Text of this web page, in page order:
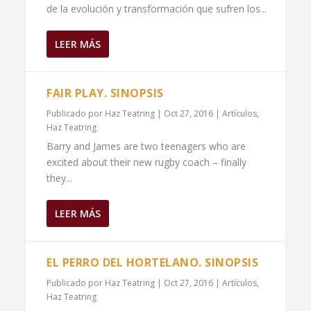
de la evolución y transformación que sufren los...
LEER MÁS
FAIR PLAY. SINOPSIS
Publicado por Haz Teatring | Oct 27, 2016 |Artículos,
Haz Teatring
Barry and James are two teenagers who are
excited about their new rugby coach – finally
they...
LEER MÁS
EL PERRO DEL HORTELANO. SINOPSIS
Publicado por Haz Teatring | Oct 27, 2016 |Artículos,
Haz Teatring